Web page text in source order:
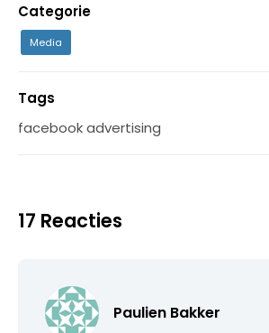
Categorie
Media
Tags
facebook advertising
17 Reacties
Paulien Bakker